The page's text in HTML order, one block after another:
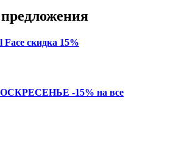
скидка 15%
-15% на все